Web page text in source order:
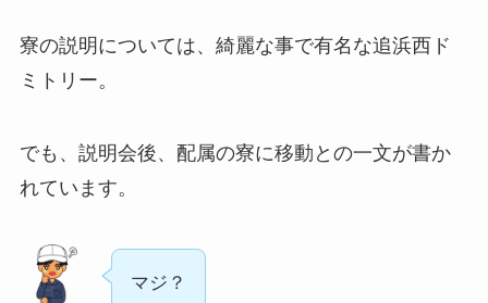
寮の説明については、綺麗な事で有名な追浜西ド
ミトリー。
でも、説明会後、配属の寮に移動との一文が書か
れています。
マジ？